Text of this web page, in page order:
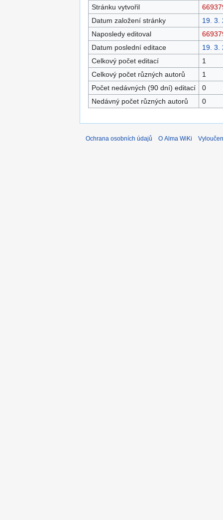
Stránku vytvořil
Datum založení stránky
19. 3.
Naposledy editoval
Datum poslední editace
19. 3.
Celkový počet editací
1
Celkový počet různých autorů
1
Počet nedávných (90 dní) editací
0
Nedávný počet různých autorů
0
Ochrana osobních údajů O Alma WiKi